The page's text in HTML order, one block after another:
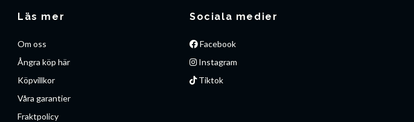
Läs mer
Om oss
Ångra köp här
Köpvillkor
Våra garantier
Fraktpolicy
Sociala medier
Facebook
Instagram
Tiktok